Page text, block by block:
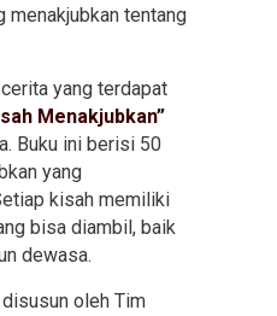
menakjubkan tentang
yang terdapat
Menakjubkan”
Buku ini berisi 50
yang
kisah memiliki
bisa diambil, baik
dewasa.
oleh Tim